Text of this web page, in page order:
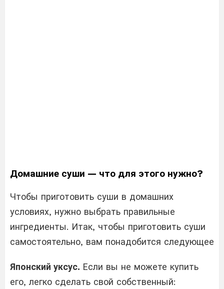
Домашние суши — что для этого нужно?
Чтобы приготовить суши в домашних
условиях, нужно выбрать правильные
ингредиенты. Итак, чтобы приготовить суши
самостоятельно, вам понадобится следующее
Японский уксус. Если вы не можете купить
его, легко сделать свой собственный: